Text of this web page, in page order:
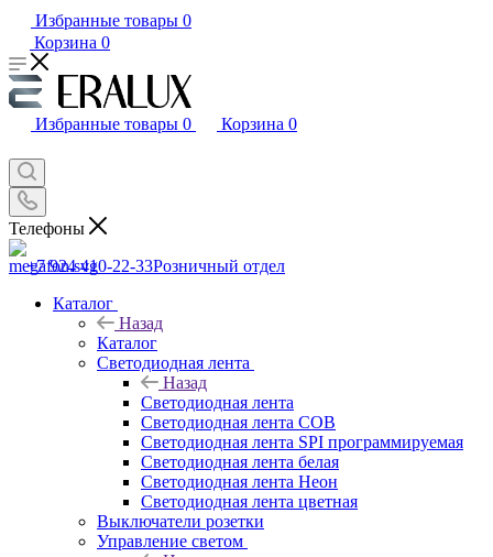
Избранные товары 0
Корзина 0
Избранные товары 0 Корзина 0
Телефоны
+7 924 410-22-33Розничный отдел
Каталог
Назад
Каталог
Светодиодная лента
Назад
Светодиодная лента
Светодиодная лента COB
Светодиодная лента SPI программируемая
Светодиодная лента белая
Светодиодная лента Неон
Светодиодная лента цветная
Выключатели розетки
Управление светом